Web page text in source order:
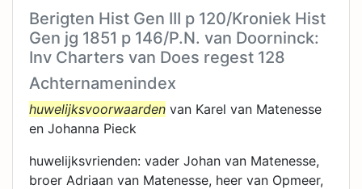
Berigten Hist Gen III p 120/Kroniek Hist
Gen jg 1851 p 146/P.N. van Doorninck:
Inv Charters van Does regest 128
Achternamenindex
huwelijksvoorwaarden van Karel van Matenesse
en Johanna Pieck
huwelijksvrienden: vader Johan van Matenesse,
broer Adriaan van Matenesse, heer van Opmeer,